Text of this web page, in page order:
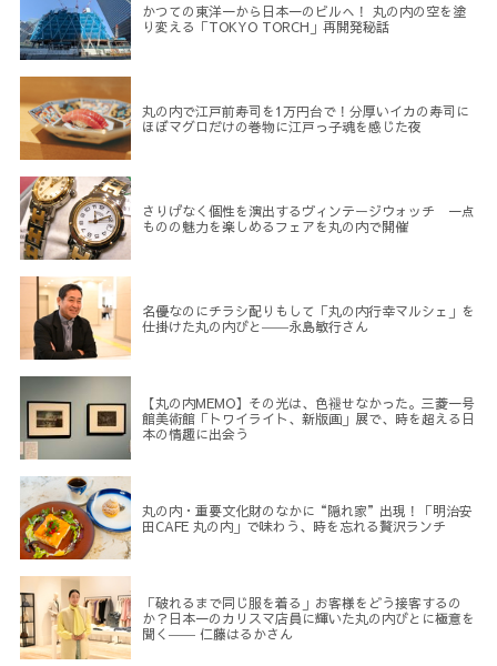
かつての東洋一から日本一のビルへ！ 丸の内の空を塗
り変える「TOKYO TORCH」再開発秘話
丸の内で江戸前寿司を1万円台で！分厚いイカの寿司に
ほぼマグロだけの巻物に江戸っ子魂を感じた夜
さりげなく個性を演出するヴィンテージウォッチ 一点
ものの魅力を楽しめるフェアを丸の内で開催
名優なのにチラシ配りもして「丸の内行幸マルシェ」を
仕掛けた丸の内びと――永島敏行さん
【丸の内MEMO】その光は、色褪せなかった。三菱一号
館美術館「トワイライト、新版画」展で、時を超える日
本の情趣に出会う
丸の内・重要文化財のなかに“隠れ家”出現！「明治安
田CAFE 丸の内」で味わう、時を忘れる贅沢ランチ
「破れるまで同じ服を着る」お客様をどう接客するの
か？日本一のカリスマ店員に輝いた丸の内びとに極意を
聞く―― 仁藤はるかさん